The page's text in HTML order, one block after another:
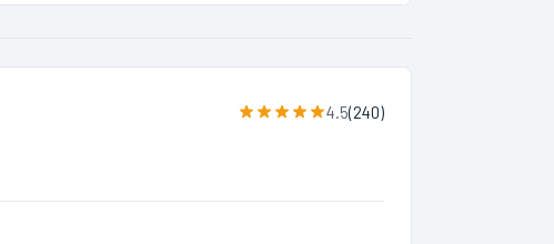
4.5(240)